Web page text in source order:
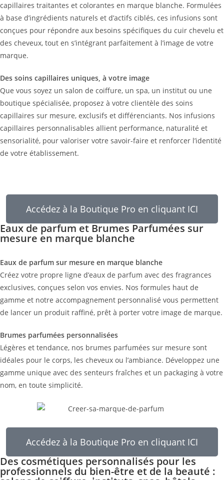
capillaires traitantes et colorantes en marque blanche. Formulées
à base d’ingrédients naturels et d’actifs ciblés, ces infusions sont
conçues pour répondre aux besoins spécifiques du cuir chevelu et
des cheveux, tout en s’intégrant parfaitement à l’image de votre
marque.
Des soins capillaires uniques, à votre image
Que vous soyez un salon de coiffure, un spa, un institut ou une
boutique spécialisée, proposez à votre clientèle des soins
capillaires sur mesure, exclusifs et différenciants. Nos infusions
capillaires personnalisables allient performance, naturalité et
sensorialité, pour valoriser votre savoir-faire et renforcer l’identité
de votre établissement.
Accédez à la Boutique Pro en cliquant ICI
Eaux de parfum et Brumes Parfumées sur
mesure en marque blanche
Eaux de parfum sur mesure en marque blanche
Créez votre propre ligne d’eaux de parfum avec des fragrances
exclusives, conçues selon vos envies. Nos formules haut de
gamme et notre accompagnement personnalisé vous permettent
de lancer un produit raffiné, prêt à porter votre image de marque.
Brumes parfumées personnalisées
Légères et tendance, nos brumes parfumées sur mesure sont
idéales pour le corps, les cheveux ou l’ambiance. Développez une
gamme unique avec des senteurs fraîches et un packaging à votre
nom, en toute simplicité.
Accédez à la Boutique Pro en cliquant ICI
Des cosmétiques personnalisés pour les
professionnels du bien-être et de la beauté :